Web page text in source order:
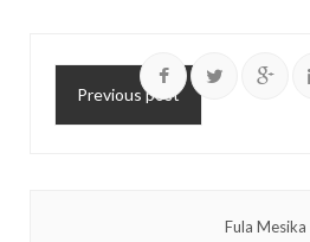
Previous post
Fula Mesika